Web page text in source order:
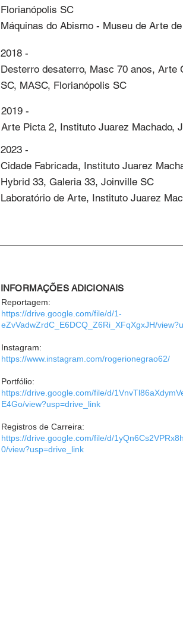
Florianópolis SC
Máquinas do Abismo - Museu de Arte
2018 -
Desterro desaterro, Masc 70 anos, Arte
SC, MASC, Florianópolis SC
2019 -
Arte Picta 2, Instituto Juarez Machado,
2023 -
Cidade Fabricada, Instituto Juarez
Hybrid 33, Galeria 33, Joinville SC
Laboratório de Arte, Instituto Juarez
INFORMAÇÕES ADICIONAIS
Reportagem:
https://drive.google.com/file/d/1-
eZvVadwZrdC_E6DCQ_Z6Ri_XFqXgxJH/
Instagram:
https://www.instagram.com/rogerionegrao62/
Portfólio:
https://drive.google.com/file/d/
E4Go/view?usp=drive_link
Registros de Carreira:
https://drive.google.com/file/d/
0/view?usp=drive_link